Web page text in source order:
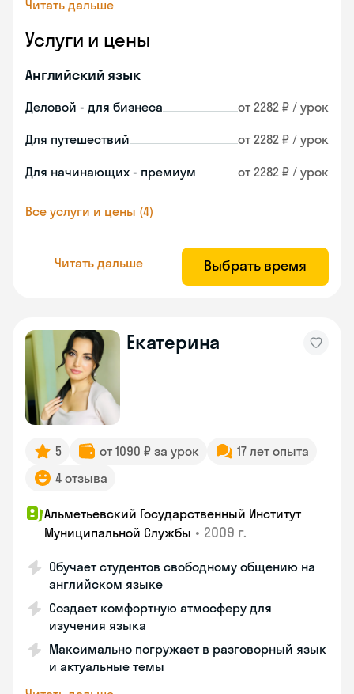
Читать дальше
Услуги и цены
Английский язык
Деловой - для бизнеса от 2282 ₽ / урок
Для путешествий от 2282 ₽ / урок
Для начинающих - премиум от 2282 ₽ / урок
Все услуги и цены (4)
Читать дальше Выбрать время
Екатерина
5 от 1090 ₽ за урок
17 лет опыта
4 отзыва
Альметьевский Государственный Институт
Муниципальной Службы • 2009 г.
Обучает студентов свободному общению на
английском языке
Создает комфортную атмосферу для
изучения языка
Максимально погружает в разговорный язык
и актуальные темы